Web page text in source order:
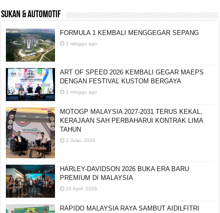
SUKAN & AUTOMOTIF
FORMULA 1 KEMBALI MENGGEGAR SEPANG
2 minggu ago
ART OF SPEED 2026 KEMBALI GEGAR MAEPS
DENGAN FESTIVAL KUSTOM BERGAYA
2 minggu ago
MOTOGP MALAYSIA 2027-2031 TERUS KEKAL,
KERAJAAN SAH PERBAHARUI KONTRAK LIMA
TAHUN
2 Julai, 2026
HARLEY-DAVIDSON 2026 BUKA ERA BARU
PREMIUM DI MALAYSIA
29 April, 2026
RAPIDO MALAYSIA RAYA SAMBUT AIDILFITRI